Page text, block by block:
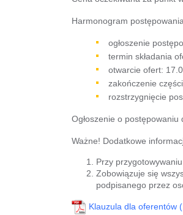
Harmonogram
ogłoszenie
termin składania
otwarcie ofert:
zakończenie
rozstrzygnięcie
Ogłoszenie o postępowaniu
Ważne! Dodatkowe
Przy
Zobowiązuje się
podpisanego przez
Klauzula dla oferentów